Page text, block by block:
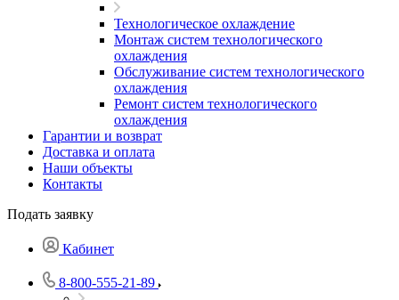
Технологическое охлаждение
Монтаж систем технологического
охлаждения
Обслуживание систем технологического
охлаждения
Ремонт систем технологического
охлаждения
Гарантии и возврат
Доставка и оплата
Наши объекты
Контакты
Подать заявку
Кабинет
8-800-555-21-89